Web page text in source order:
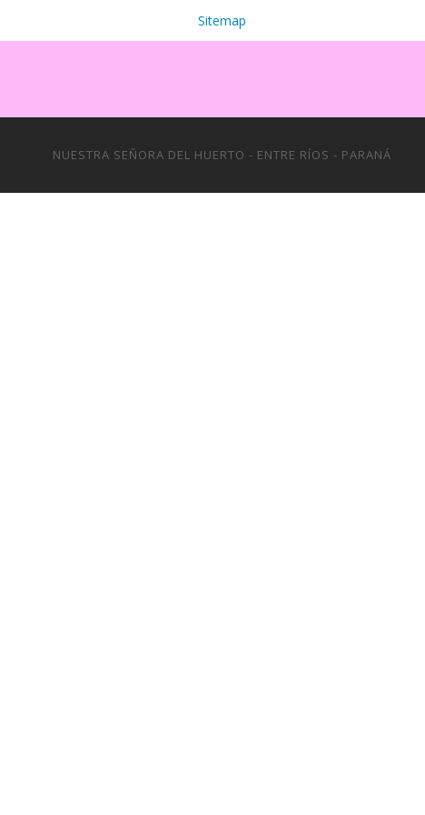
Sitemap
NUESTRA SEÑORA DEL HUERTO - ENTRE RÍOS - PARANÁ